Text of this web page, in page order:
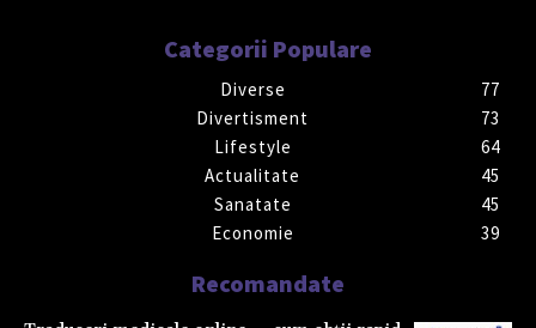
Categorii Populare
Diverse
77
Divertisment
73
Lifestyle
64
Actualitate
45
Sanatate
45
Economie
39
Recomandate